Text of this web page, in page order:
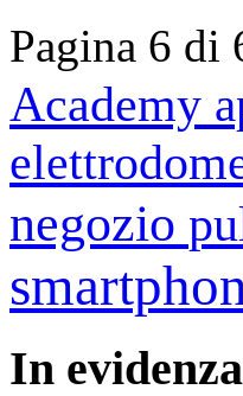
Pagina 6 di
Academy
negozio
In evidenza